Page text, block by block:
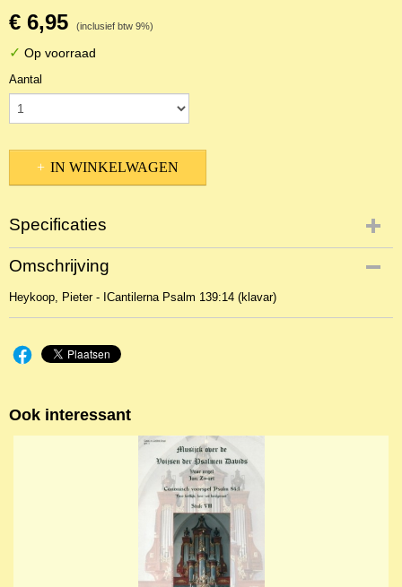
€ 6,95 (inclusief btw 9%)
✓ Op voorraad
Aantal
IN WINKELWAGEN
Specificaties
Productcode
NBLKOr-1587
Omschrijving
Heykoop, Pieter - ICantilerna Psalm 139:14 (klavar)
Ook interessant